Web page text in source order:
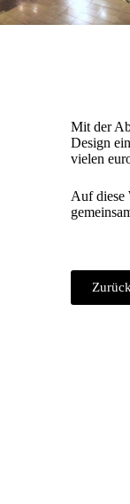
Mit der
Design
vielen
Auf diese